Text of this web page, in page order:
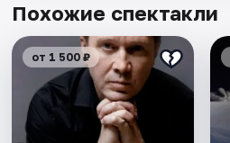
Похожие спектакли
от 1 500 ₽